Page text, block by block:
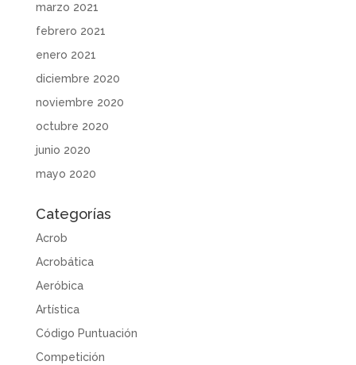
marzo 2021
febrero 2021
enero 2021
diciembre 2020
noviembre 2020
octubre 2020
junio 2020
mayo 2020
Categorías
Acrob
Acrobática
Aeróbica
Artística
Código Puntuación
Competición